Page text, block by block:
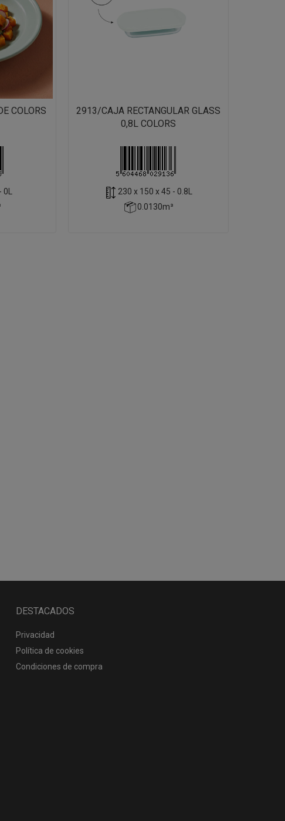
COLORS
0L
2913/CAJA RECTANGULAR GLASS
0,8L COLORS
230 x 150 x 45 - 0.8L
0.0130m³
DESTACADOS
Privacidad
Política de cookies
Condiciones de compra